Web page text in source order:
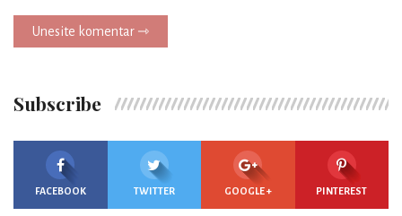
Unesite komentar ⇾
Subscribe
FACEBOOK TWITTER GOOGLE + PINTEREST